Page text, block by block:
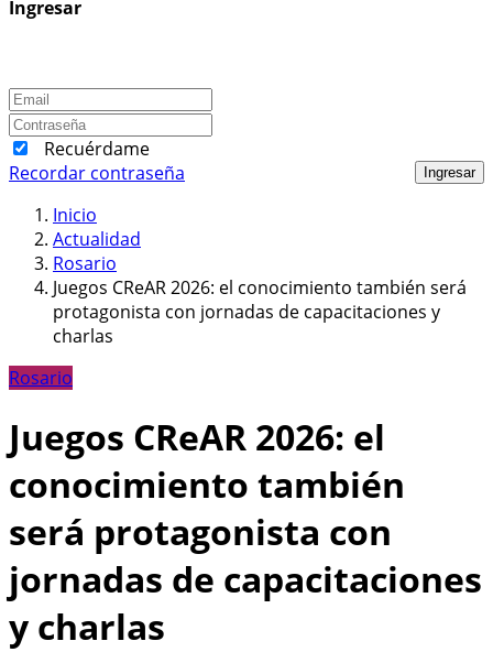
Ingresar
Recuérdame
Ingresar
Recordar contraseña
Inicio
Actualidad
Rosario
Juegos CReAR 2026: el conocimiento también será
protagonista con jornadas de capacitaciones y
charlas
Rosario
Juegos CReAR 2026: el
conocimiento también
será protagonista con
jornadas de capacitaciones
y charlas